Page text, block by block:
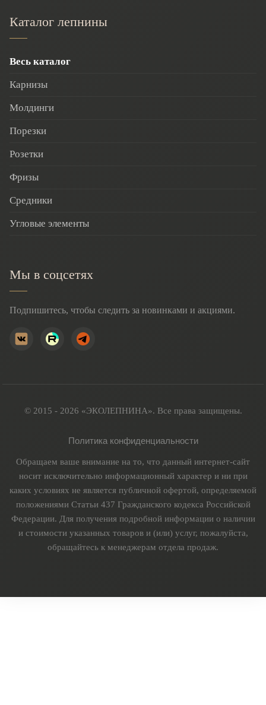
Каталог лепнины
Весь каталог
Карнизы
Молдинги
Порезки
Розетки
Фризы
Средники
Угловые элементы
Мы в соцсетях
Подпишитесь, чтобы следить за новинками и акциями.
© 2015 - 2026 «ЭКОЛЕПНИНА». Все права защищены.
Политика конфиденциальности
Обращаем ваше внимание на то, что данный интернет-сайт
носит исключительно информационный характер и ни при
каких условиях не является публичной офертой, определяемой
положениями Статьи 437 Гражданского кодекса Российской
Федерации. Для получения подробной информации о наличии
и стоимости указанных товаров и (или) услуг, пожалуйста,
обращайтесь к менеджерам отдела продаж.